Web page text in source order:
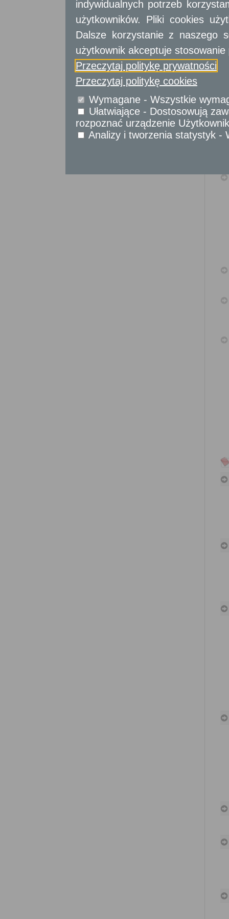
Sprawy obywatelskie
Udostępnianie informacji publicznej
Urząd Stanu Cywilnego
Usługi
dla przedsiębiorców
urzędów
indywidualnych potrzeb
użytkowników. Pliki cookies
Dalsze korzystanie z naszego
użytkownik akceptuje stosowanie
Przeczytaj politykę prywatności
Przeczytaj politykę cookies
Wymagane - Wszystkie
Ułatwiające - Dostosowują
rozpoznać urządzenie
Analizy i tworzenia statystyk -